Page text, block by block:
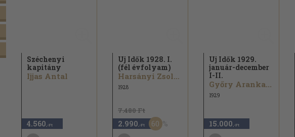
Széchenyi
kapitány
Ijjas Antal
4.560 ,-Ft
Uj Idők 1928. I.
(fél évfolyam)
Harsányi Zsolt...
1928
7.480 Ft
2.990 ,-Ft 60
Uj Idők 1929.
január-december
I-II.
Győry Aranka...
1929
15.000 ,-Ft